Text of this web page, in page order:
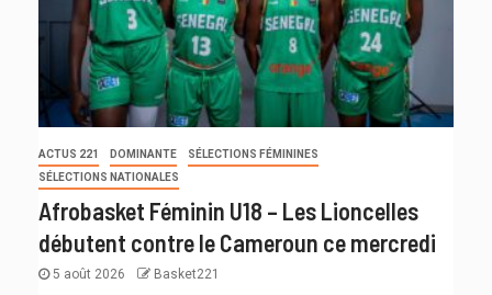
ACTUS 221 DOMINANTE
SÉLECTIONS FÉMININES
SÉLECTIONS NATIONALES
Afrobasket Féminin U18 – Les Lioncelles
débutent contre le Cameroun ce mercredi
5 août 2026 Basket221